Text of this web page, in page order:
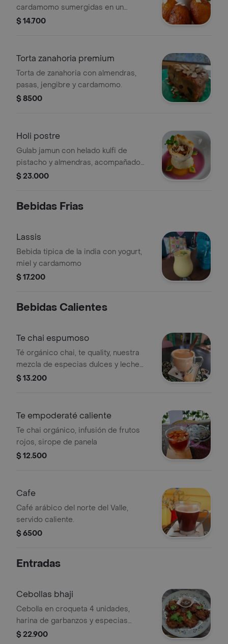
cardamomo sumergidas en un
almíbar de rosas y almendras.
$ 14.700
Torta zanahoria premium
Torta de zanahoria con almendras,
pasas, jengibre y cardamomo.
$ 8500
Holi postre
Gulab jamun con helado kulfi de
pistacho y almendras, acompañado
de sirope de rosas y coulis de mango.
$ 23.000
Bebidas Frias
Lassis
Bebida tipica de la india con yogurt,
miel y cardamomo
$ 17.200
Bebidas Calientes
Te chai espumoso
Té orgánico chai, te quality, nuestra
mezcla de especias dulces y leche
cremosa
$ 13.200
Te empoderaté caliente
Te chai orgánico, infusión de frutos
rojos, sirope de panela
$ 12.500
Cafe
Café arábico del norte del Valle,
servido caliente.
$ 6500
Entradas
Cebollas bhaji
Cebolla en croqueta 4 unidades,
harina de garbanzos y especias
indias, acompañadas de salsa de
$ 22.900